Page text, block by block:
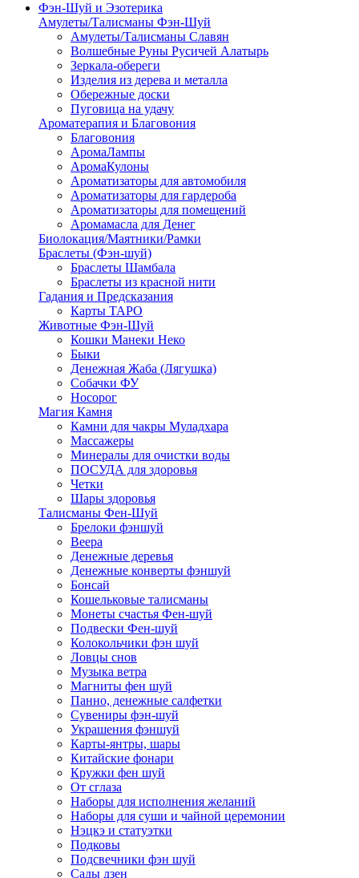
Фэн-Шуй и Эзотерика
Амулеты/Талисманы Фэн-Шуй
Амулеты/Талисманы Славян
Волшебные Руны Русичей Алатырь
Зеркала-обереги
Изделия из дерева и металла
Обережные доски
Пуговица на удачу
Ароматерапия и Благовония
Благовония
АромаЛампы
АромаКулоны
Ароматизаторы для автомобиля
Ароматизаторы для гардероба
Ароматизаторы для помещений
Аромамасла для Денег
Биолокация/Маятники/Рамки
Браслеты (Фэн-шуй)
Браслеты Шамбала
Браслеты из красной нити
Гадания и Предсказания
Карты ТАРО
Животные Фэн-Шуй
Кошки Манеки Неко
Быки
Денежная Жаба (Лягушка)
Собачки ФУ
Носорог
Магия Камня
Камни для чакры Муладхара
Массажеры
Минералы для очистки воды
ПОСУДА для здоровья
Четки
Шары здоровья
Талисманы Фен-Шуй
Брелоки фэншуй
Веера
Денежные деревья
Денежные конверты фэншуй
Бонсай
Кошельковые талисманы
Монеты счастья Фен-шуй
Подвески Фен-шуй
Колокольчики фэн шуй
Ловцы снов
Музыка ветра
Магниты фен шуй
Панно, денежные салфетки
Сувениры фэн-шуй
Украшения фэншуй
Карты-янтры, шары
Китайские фонари
Кружки фен шуй
От сглаза
Наборы для исполнения желаний
Наборы для суши и чайной церемонии
Нэцкэ и статуэтки
Подковы
Подсвечники фэн шуй
Сады дзен